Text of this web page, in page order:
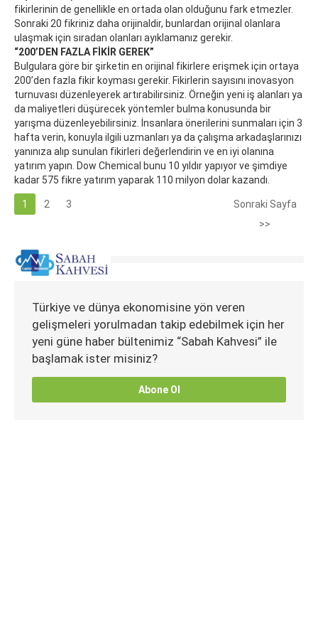
fikirlerinin de genellikle en ortada olan olduğunu fark etmezler.
Sonraki 20 fikriniz daha orijinaldir, bunlardan orijinal olanlara
ulaşmak için sıradan olanları ayıklamanız gerekir.
“200’DEN FAZLA FİKİR GEREK”
Bulgulara göre bir şirketin en orijinal fikirlere erişmek için ortaya
200’den fazla fikir koyması gerekir. Fikirlerin sayısını inovasyon
turnuvası düzenleyerek artırabilirsiniz. Örneğin yeni iş alanları ya
da maliyetleri düşürecek yöntemler bulma konusunda bir
yarışma düzenleyebilirsiniz. İnsanlara önerilerini sunmaları için 3
hafta verin, konuyla ilgili uzmanları ya da çalışma arkadaşlarınızı
yanınıza alıp sunulan fikirleri değerlendirin ve en iyi olanına
yatırım yapın. Dow Chemical bunu 10 yıldır yapıyor ve şimdiye
kadar 575 fikre yatırım yaparak 110 milyon dolar kazandı.
1 2 3
Sonraki Sayfa
>>
Türkiye ve dünya ekonomisine yön veren
gelişmeleri yorulmadan takip edebilmek için her
yeni güne haber bültenimiz “Sabah Kahvesi” ile
başlamak ister misiniz?
Abone Ol